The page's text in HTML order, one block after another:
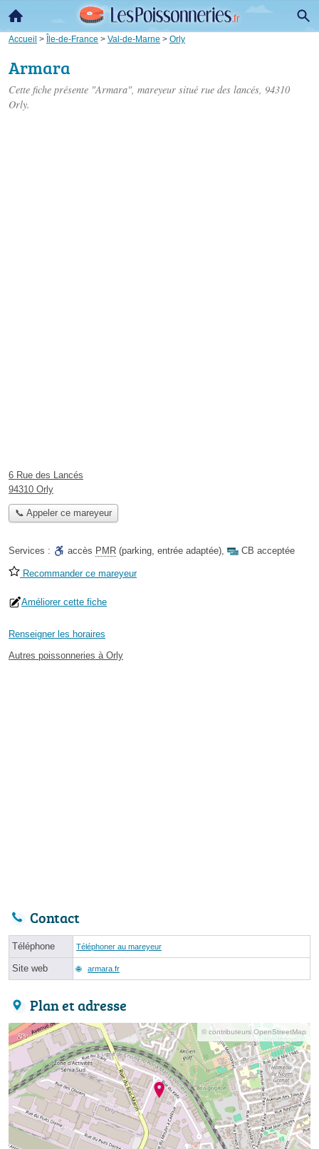
Accueil > Île-de-France > Val-de-Marne > Orly
Armara
Cette fiche présente "Armara", mareyeur situé rue des lancés, 94310
Orly.
6 Rue des Lancés
94310 Orly
📞 Appeler ce mareyeur
Services : accès PMR (parking, entrée adaptée), CB acceptée
Recommander ce mareyeur
Améliorer cette fiche
Renseigner les horaires
Autres poissonneries à Orly
Contact
Téléphone Téléphoner au mareyeur
Site web armara.fr
Plan et adresse
© contributeurs OpenStreetMap